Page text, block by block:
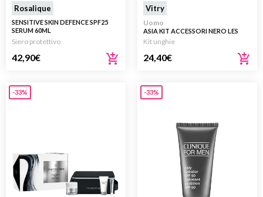
Rosalique
SENSITIVE SKIN DEFENCE SPF25
SERUM 60ML
Siero protettivo
42,90€
Vitry
Uomo
ASIA KIT ACCESSORI NERO LES
ESSENTIELS 1 KIT
Kit unghie
24,40€
-33% -33%